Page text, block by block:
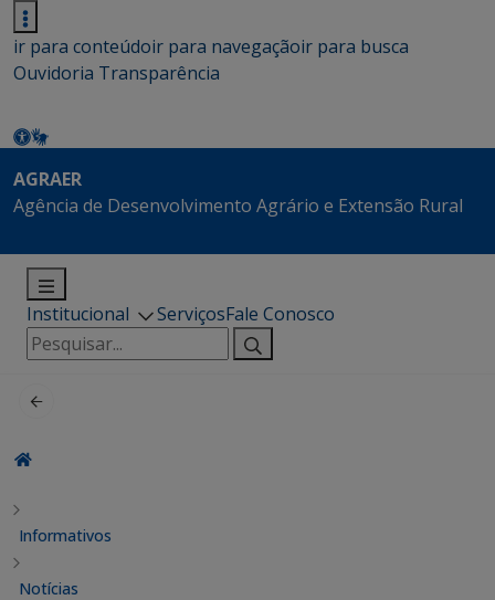
ir para conteúdoir para navegaçãoir para busca
Ouvidoria Transparência
AGRAER
Agência de Desenvolvimento Agrário e Extensão Rural
Institucional ServiçosFale Conosco
Pesquisar
por:
Informativos
Notícias